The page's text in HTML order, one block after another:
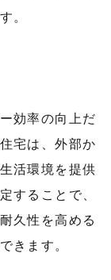
。
効率の向上だ
宅は、外部か
活環境を提供
することで、
久性を高める
きます。